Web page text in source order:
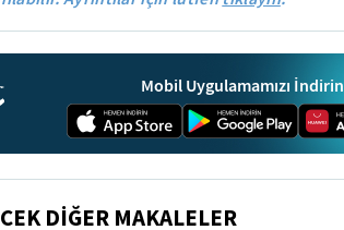
Mobil Uygulamamızı İndirin
DİĞER MAKALELER